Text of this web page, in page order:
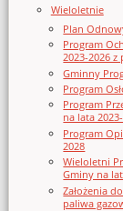
Wieloletnie
Plan
Program
2023-2026
Gminny
Program
Program
na lata
Program
2028
Wieloletni
Gminy na
Założenia
paliwa